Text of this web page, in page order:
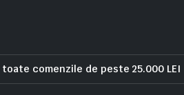
comenzile de peste 25.000 LEI